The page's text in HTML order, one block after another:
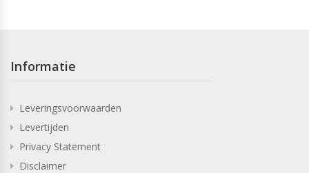
Informatie
Leveringsvoorwaarden
Levertijden
Privacy Statement
Disclaimer